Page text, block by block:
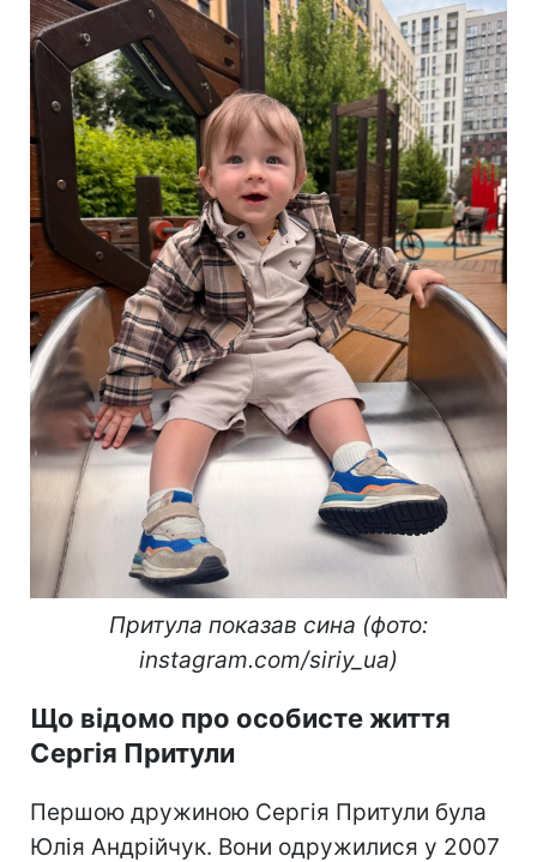
Притула показав сина (фото:
instagram.com/siriy_ua)
Що відомо про особисте життя
Сергія Притули
Першою дружиною Сергія Притули була
Юлія Андрійчук. Вони одружилися у 2007